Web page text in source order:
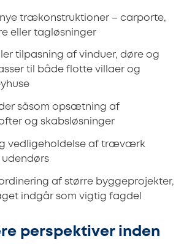
trækonstruktioner – carporte,
eller tagløsninger
tilpasning af vinduer, døre og
til både flotte villaer og
såsom opsætning af
og skabsløsninger
vedligeholdelse af træværk
af større byggeprojekter,
indgår som vigtig fagdel
perspektiver inden